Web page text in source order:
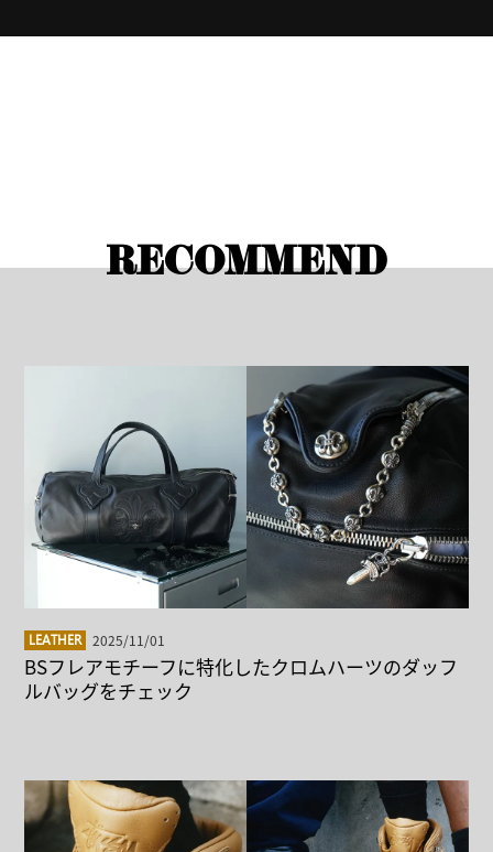
RECOMMEND
LEATHER 2025/11/01
BSフレアモチーフに特化したクロムハーツのダッフ
ルバッグをチェック